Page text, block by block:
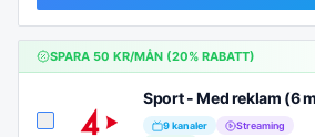
SPARA 50 KR/MÅN (20% RABATT)
9kanaler
Streaming